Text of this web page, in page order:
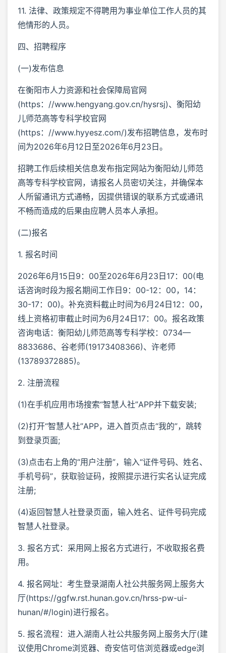
11. 法律、政策规定不得聘用为事业单位工作人员的其
他情形的人员。
四、招聘程序
(一)发布信息
在衡阳市人力资源和社会保障局官网
(https：//www.hengyang.gov.cn/hysrsj)、衡阳幼
儿师范高等专科学校官网
(https：//www.hyyesz.com/)发布招聘信息，发布时
间为2026年6月12日至2026年6月23日。
招聘工作后续相关信息发布指定网站为衡阳幼儿师范
高等专科学校官网，请报名人员密切关注，并确保本
人所留通讯方式通畅，因提供错误的联系方式或通讯
不畅而造成的后果由应聘人员本人承担。
(二)报名
1. 报名时间
2026年6月15日9：00至2026年6月23日17：00(电
话咨询时段为报名期间工作日9：00-12：00，14：
30-17：00)。补充资料截止时间为6月24日12：00，
线上资格初审截止时间为6月24日17：00。报名政策
咨询电话：衡阳幼儿师范高等专科学校：0734—
8833686、谷老师(19173408366)、许老师
(13789372885)。
2. 注册流程
(1)在手机应用市场搜索“智慧人社”APP并下载安装;
(2)打开“智慧人社”APP，进入首页点击“我的”，跳转
到登录页面;
(3)点击右上角的“用户注册”，输入“证件号码、姓名、
手机号码”，获取验证码，按照提示进行实名认证完成
注册;
(4)返回智慧人社登录页面，输入姓名、证件号码完成
智慧人社登录。
3. 报名方式：采用网上报名方式进行，不收取报名费
用。
4. 报名网址：考生登录湖南人社公共服务网上服务大
厅(https://ggfw.rst.hunan.gov.cn/hrss-pw-ui-
hunan/#/login)进行报名。
5. 报名流程：进入湖南人社公共服务网上服务大厅(建
议使用Chrome浏览器、奇安信可信浏览器或edge浏